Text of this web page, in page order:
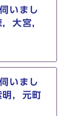
いまし
大宮，
いまし
，元町